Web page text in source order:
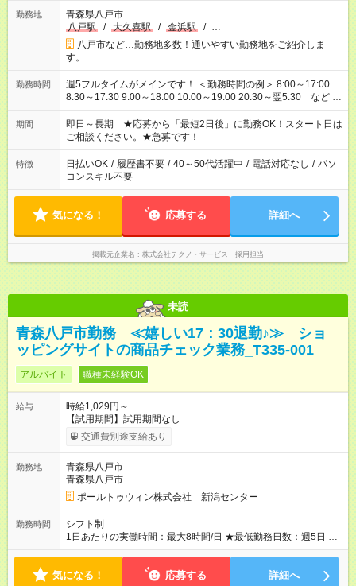
勤務地
青森県八戸市
八戸駅
/ 大久喜駅 / 金浜駅 / …
八戸市など…勤務地多数！通いやすい勤務地をご紹介しま
す。
勤務時間
週5フルタイムがメインです！ ＜勤務時間の例＞ 8:00～17:00
8:30～17:30 9:00～18:00 10:00～19:00 20:30～翌5:30 など ★
その他にも勤務時間多数！ 日勤のみ、残業なし、交替制など
ご希望を教えてください！
期間
即日～長期 ★応募から「最短2日後」に勤務OK！スタート日は
ご相談ください。★急募です！
特徴 日払いOK / 履歴書不要 / 40～50代活躍中 / 電話対応なし / パソ
コンスキル不要
気になる！ 応募する 詳細へ
掲載元企業名 株式会社テクノ・サービス 採用担当
未読
青森八戸市勤務 ≪嬉しい17：30退勤♪≫ ショ
ッピングサイトの商品チェック業務_T335-001
アルバイト 職種未経験OK
給与
時給1,029円～
【試用期間】試用期間なし
交通費別途支給あり
勤務地
青森県八戸市
青森県八戸市
ポールトゥウィン株式会社 新潟センター
勤務時間
シフト制
1日あたりの実働時間：最大8時間/日 ★最低勤務日数：週5日 ★1
日あたりの実働時間：8時間 ※週4日勤務、短時間勤務のご希望
気になる！ 応募する 詳細へ